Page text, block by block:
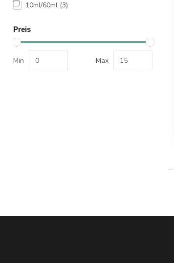
10ml/60ml (3)
Preis
Min Max